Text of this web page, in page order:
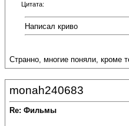
Цитата:
Написал криво
Странно, многие поняли, кроме
monah240683
Re: Фильмы